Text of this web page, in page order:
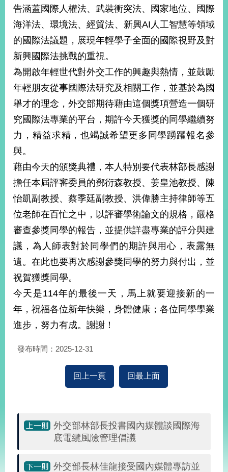
覽
本
部
新
聞
中
心
外
交
資
訊
國
家
與
地
區
國
際
播
政
府
資
訊
公
開
為
部
網
告涵蓋國際人權法、武裝衝突法、國家地位、國際
海洋法、環境法、經貿法、新興AI人工智慧等領域
的國際法議題，展現年輕學子全面的國際視野及對
新興國際法挑戰的重視。
為開啟年輕世代對外交工作的興趣與熱情，並鼓勵
年輕朋友從事國際法研究及相關工作，並基於為國
舉才的理念，外交部期待藉由這個獎項營造一個研
究國際法專業的平台，期許今天獲獎的同學繼續努
力，精益求精，也竭誠希望更多同學踴躍報名參
與。
藉由今天的頒獎典禮，本人特別要代表林部長感謝
擔任本屆評審委員的鄧衍森教授、姜皇池教授、陳
怡凱副教授、蔡季廷副教授、洪偉勝主持律師等五
位老師在百忙之中，以評審學術論文的規格，嚴格
審查參獎同學的報告，並提供詳盡專業的評分與建
議，為人師表對於同學們的期許與用心，表露無
遺。在此也要再次感謝參獎同學的努力與付出，並
祝賀獲獎同學。
今天是114年的最後一天，馬上就要迎接新的一
年，祝福各位新年快樂，身體健康；各位同學學業
進步，努力有成。謝謝！
發布時間：2025-12-31
回上一頁 回最上面
外交部林部長投書國內媒體談國際海
底電纜風險管理倡議
外交部長林佳龍接受國內媒體專訪並